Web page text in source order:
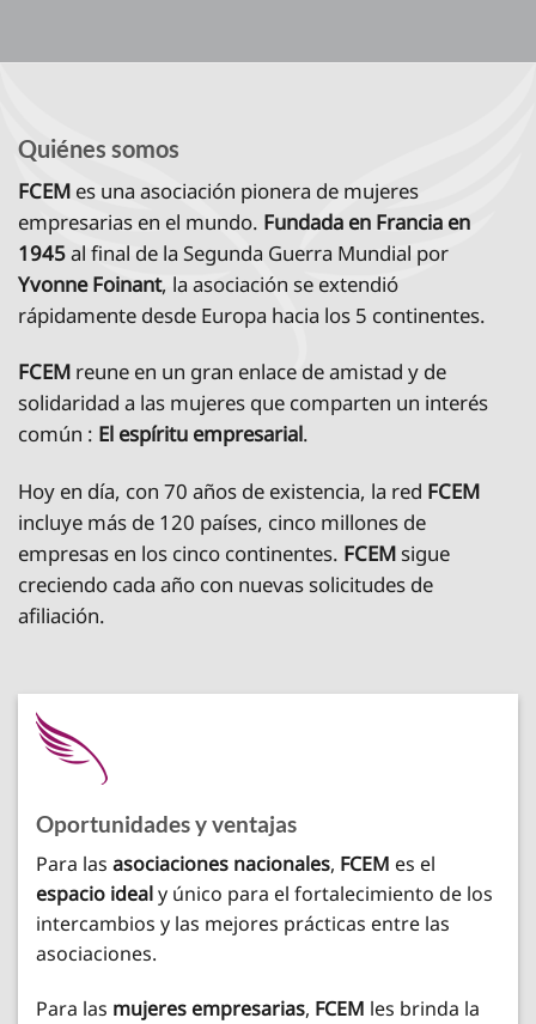
Quiénes somos
FCEM es una asociación pionera de mujeres
empresarias en el mundo. Fundada en Francia en
1945al final de la Segunda Guerra Mundial por
Yvonne Foinant, la asociación se extendió
rápidamente desde Europa hacia los 5 continentes.
FCEM reune en un gran enlace de amistad y de
solidaridad a las mujeres que comparten un interés
común : El espíritu empresarial.
Hoy en día, con 70 años de existencia, la red FCEM
incluye más de 120 países, cinco millones de
empresas en los cinco continentes. FCEM sigue
creciendo cada año con nuevas solicitudes de
afiliación.
Oportunidades y ventajas
Para las asociaciones nacionales, FCEM es el
espacio idealy único para el fortalecimiento de los
intercambios y las mejores prácticas entre las
asociaciones.
Para las mujeres empresarias, FCEM les brinda la